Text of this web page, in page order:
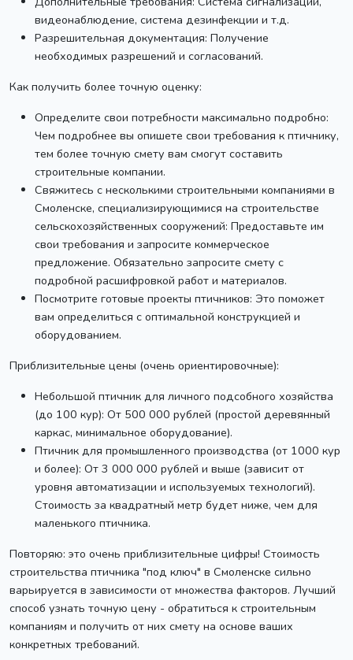
видеонаблюдение, система дезинфекции и т.д.
Разрешительная документация: Получение
необходимых разрешений и согласований.
Как получить более точную оценку:
Определите свои потребности максимально подробно:
Чем подробнее вы опишете свои требования к птичнику,
тем более точную смету вам смогут составить
строительные компании.
Свяжитесь с несколькими строительными компаниями в
Смоленске, специализирующимися на строительстве
сельскохозяйственных сооружений: Предоставьте им
свои требования и запросите коммерческое
предложение. Обязательно запросите смету с
подробной расшифровкой работ и материалов.
Посмотрите готовые проекты птичников: Это поможет
вам определиться с оптимальной конструкцией и
оборудованием.
Приблизительные цены (очень ориентировочные):
Небольшой птичник для личного подсобного хозяйства
(до 100 кур): От 500 000 рублей (простой деревянный
каркас, минимальное оборудование).
Птичник для промышленного производства (от 1000 кур
и более): От 3 000 000 рублей и выше (зависит от
уровня автоматизации и используемых технологий).
Стоимость за квадратный метр будет ниже, чем для
маленького птичника.
Повторяю: это очень приблизительные цифры! Стоимость
строительства птичника "под ключ" в Смоленске сильно
варьируется в зависимости от множества факторов. Лучший
способ узнать точную цену - обратиться к строительным
компаниям и получить от них смету на основе ваших
конкретных требований.